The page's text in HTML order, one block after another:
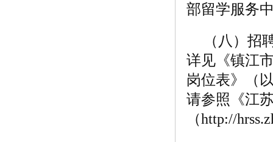
部留学服务
（八）
详见《镇江
岗位表》（
请参照《江
（http://